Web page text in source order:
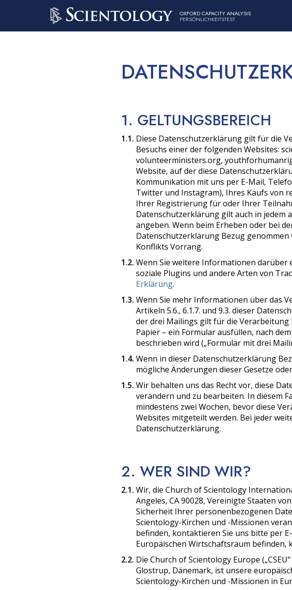
OXFORD CAPACITY ANALYSIS
PERSÖNLICHKEITS­TEST
1. GELTUNGSBEREICH
1.1. Diese Datenschutzerklärung gilt für die
Besuchs einer der folgenden Websites:
volunteerministers.org,
Website, auf der diese
Kommunikation mit uns per E-Mail,
Twitter und Instagram), Ihres Kaufs von
Ihrer Registrierung für oder Ihrer
Datenschutzerklärung gilt auch in jedem
angeben. Wenn beim Erheben oder bei
Datenschutzerklärung Bezug
Konflikts Vorrang.
1.2. Wenn Sie weitere Informationen darüber
soziale Plugins und andere Arten von
Erklärung.
1.3. Wenn Sie mehr Informationen über das
Artikeln 5.6., 6.1.7. und 9.3. dieser
der drei Mailings gilt für die
Papier – ein Formular ausfüllen, nach
beschrieben wird („Formular mit drei
1.4. Wenn in dieser Datenschutzerklärung
mögliche Änderungen dieser Gesetze
1.5. Wir behalten uns das Recht vor, diese
verändern und zu bearbeiten. In diesem
mindestens zwei Wochen, bevor diese
Websites mitgeteilt werden. Bei jeder
Datenschutzerklärung.
2. WER SIND WIR?
2.1. Wir, die Church of Scientology
Angeles, CA 90028, Vereinigte Staaten
Sicherheit Ihrer personenbezogenen
Scientology-Kirchen und -Missionen
befinden, kontaktieren Sie uns bitte per
Europäischen Wirtschaftsraum
2.2. Die Church of Scientology Europe
Glostrup, Dänemark, ist unsere
Scientology-Kirchen und -Missionen in